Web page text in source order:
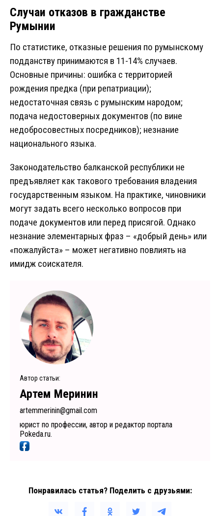
Случаи отказов в гражданстве
Румынии
По статистике, отказные решения по румынскому
подданству принимаются в 11-14% случаев.
Основные причины: ошибка с территорией
рождения предка (при репатриации);
недостаточная связь с румынским народом;
подача недостоверных документов (по вине
недобросовестных посредников); незнание
национального языка.
Законодательство балканской республики не
предъявляет как такового требования владения
государственным языком. На практике, чиновники
могут задать всего несколько вопросов при
подаче документов или перед присягой. Однако
незнание элементарных фраз – «добрый день» или
«пожалуйста» – может негативно повлиять на
имидж соискателя.
Автор статьи:
Артем Меринин
artemmerinin@gmail.com
юрист по профессии, автор и редактор портала
Pokeda.ru.
Понравилась статья? Поделить с друзьями: